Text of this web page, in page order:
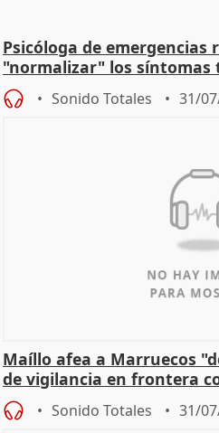
Psicóloga de emergencias
"normalizar" los
Sonido Totales 31/
Maíllo afea a Marruecos
de vigilancia en frontera
Sonido Totales 31/